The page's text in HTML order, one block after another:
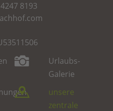
8193
Urlaubs-
Galerie
unsere
zentrale